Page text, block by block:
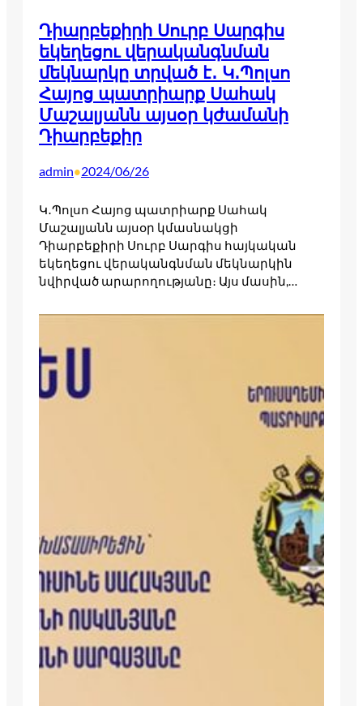
Դիարբեքիրի Սուրբ Սարգիս
եկեղեցու վերականգնման
մեկնարկը տրված է․ Կ․Պոլսո
Հայոց պատրիարք Սահակ
Մաշալյանն այսօր կժամանի
Դիարբեքիր
admin•2024/06/26
Կ․Պոլսո Հայոց պատրիարք Սահակ
Մաշալյանն այսօր կմասնակցի
Դիարբեքիրի Սուրբ Սարգիս հայկական
եկեղեցու վերականգնման մեկնարկին
նվիրված արարողությանը։ Այս մասին,…